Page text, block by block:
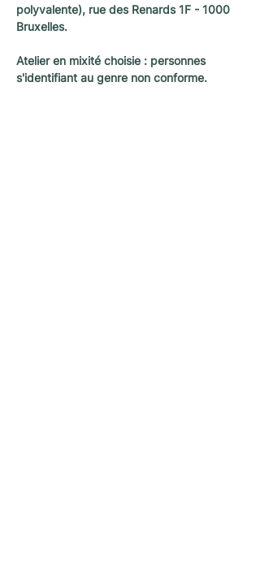
polyvalente), rue des Renards 1F - 1000
Bruxelles.
Atelier en mixité choisie : personnes
s'identifiant au genre non conforme.